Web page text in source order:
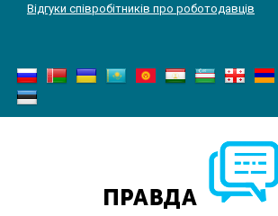
Відгуки співробітників про роботодавців